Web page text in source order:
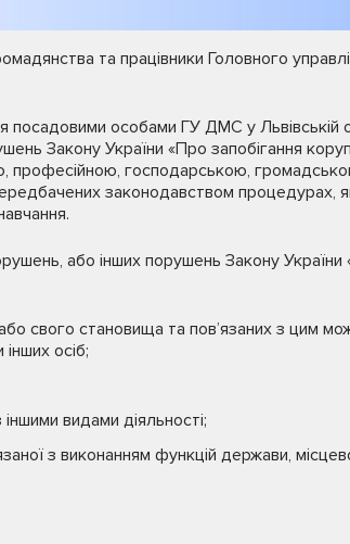
та працівники Головного
особами ГУ ДМС у Львівській
Закону України «Про запобігання
професійною, господарською,
законодавством процедурах,
або інших порушень Закону України
свого становища та пов’язаних з цим
осіб;
видами діяльності;
з виконанням функцій держави,